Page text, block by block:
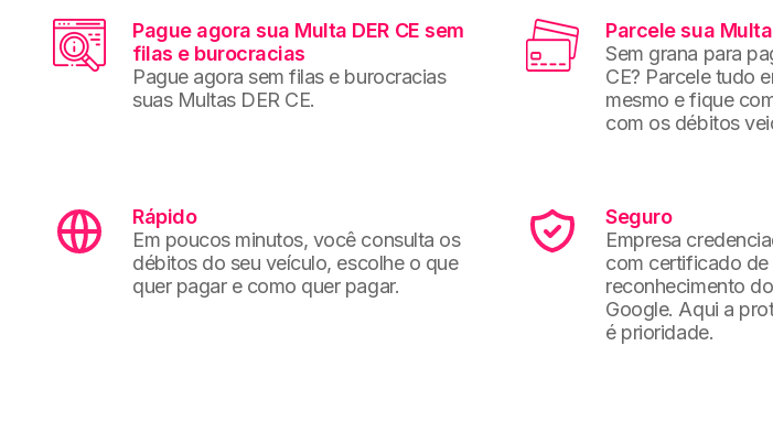
Pague agora sua Multa DER CE sem
filas e burocracias
Pague agora sem filas e burocracias
suas Multas DER CE.
Parcele sua Multa
Sem grana para
CE? Parcele tudo
mesmo e fique
com os débitos
Rápido
Em poucos minutos, você consulta os
débitos do seu veículo, escolhe o que
quer pagar e como quer pagar.
Seguro
Empresa
com certificado de
reconhecimento
Google. Aqui a
é prioridade.